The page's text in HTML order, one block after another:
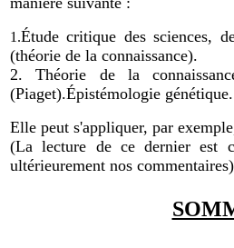
1.Étude critique des sciences,
(théorie de la connaissance).
2. Théorie de la
(Piaget).Épistémologie génétique.
Elle peut s'appliquer, par
(La lecture de ce dernier est
ultérieurement nos